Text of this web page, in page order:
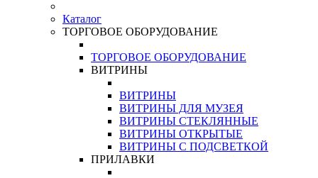
Каталог
ТОРГОВОЕ ОБОРУДОВАНИЕ
ТОРГОВОЕ ОБОРУДОВАНИЕ
ВИТРИНЫ
ВИТРИНЫ
ВИТРИНЫ ДЛЯ МУЗЕЯ
ВИТРИНЫ СТЕКЛЯННЫЕ
ВИТРИНЫ ОТКРЫТЫЕ
ВИТРИНЫ С ПОДСВЕТКОЙ
ПРИЛАВКИ